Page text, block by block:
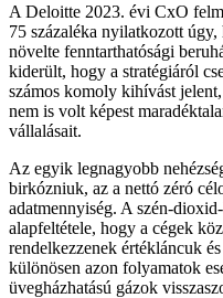
A Deloitte 2023. évi CxO
75 százaléka nyilatkozott
növelte fenntarthatósági
kiderült, hogy a stratégiáról
számos komoly kihívást
nem is volt képest
vállalásait.
Az egyik legnagyobb
birkózniuk, az a nettó zéró
adatmennyiség. A szén-
alapfeltétele, hogy a cégek
rendelkezzenek értékláncuk
különösen azon folyamatok
üvegházhatású gázok